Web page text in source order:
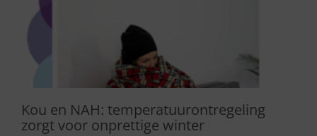
Kou en NAH: temperatuurontregeling
zorgt voor onprettige winter